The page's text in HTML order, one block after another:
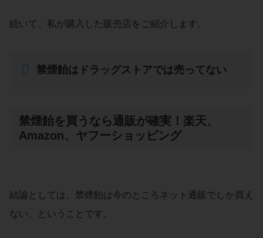
続いて、私が購入した販売店をご紹介します。
禁煙飴はドラッグストアでは売ってない
禁煙飴を買うなら通販が確実！楽天、
Amazon、ヤフーショッピング
結論としては、禁煙飴は今のところネット通販でしか買え
ない、ということです。